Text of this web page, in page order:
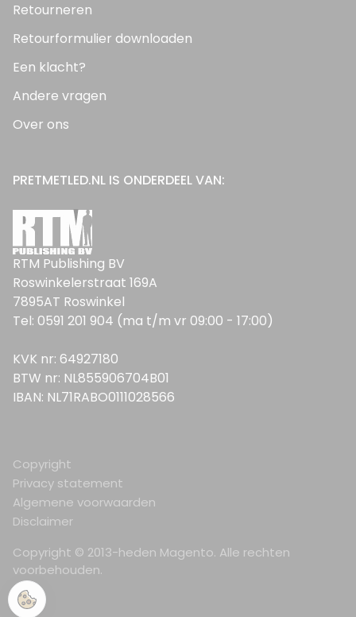
Retourneren
Retourformulier downloaden
Een klacht?
Andere vragen
Over ons
PRETMETLED.NL IS ONDERDEEL VAN:
RTM Publishing BV
Roswinkelerstraat 169A
7895AT Roswinkel
Tel: 0591 201 904 (ma t/m vr 09:00 - 17:00)
KVK nr: 64927180
BTW nr: NL855906704B01
IBAN: NL71RABO0111028566
Copyright © 2013-heden Magento. Alle rechten
voorbehouden.
Copyright
Privacy statement
Algemene voorwaarden
Disclaimer